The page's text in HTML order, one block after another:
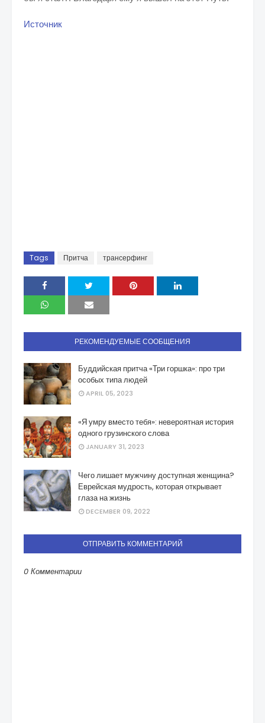
Источник
Tags Притча трансерфинг
РЕКОМЕНДУЕМЫЕ СООБЩЕНИЯ
Буддийская притча «Три горшка»: про три
особых типа людей
APRIL 05, 2023
«Я умру вместо тебя»: невероятная история
одного грузинского слова
JANUARY 31, 2023
Чего лишает мужчину доступная женщина?
Еврейская мудрость, которая открывает
глаза на жизнь
DECEMBER 09, 2022
ОТПРАВИТЬ КОММЕНТАРИЙ
0 Комментарии